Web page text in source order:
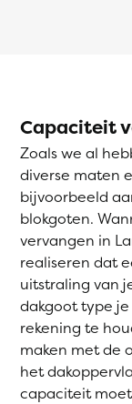
Capaciteit
Zoals we al
diverse maten
bijvoorbeeld
blokgoten.
vervangen in
realiseren dat
uitstraling van
dakgoot type
rekening te
maken met de
het
capaciteit